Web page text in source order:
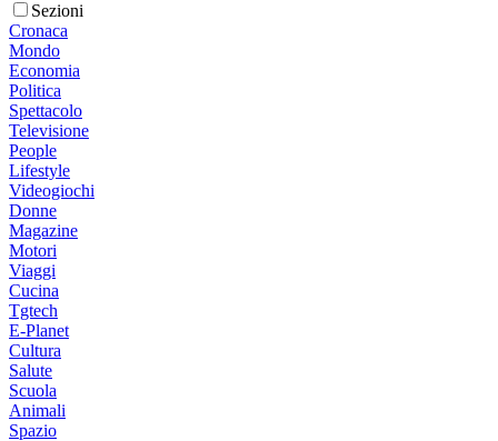
Sezioni
Cronaca
Mondo
Economia
Politica
Spettacolo
Televisione
People
Lifestyle
Videogiochi
Donne
Magazine
Motori
Viaggi
Cucina
Tgtech
E-Planet
Cultura
Salute
Scuola
Animali
Spazio